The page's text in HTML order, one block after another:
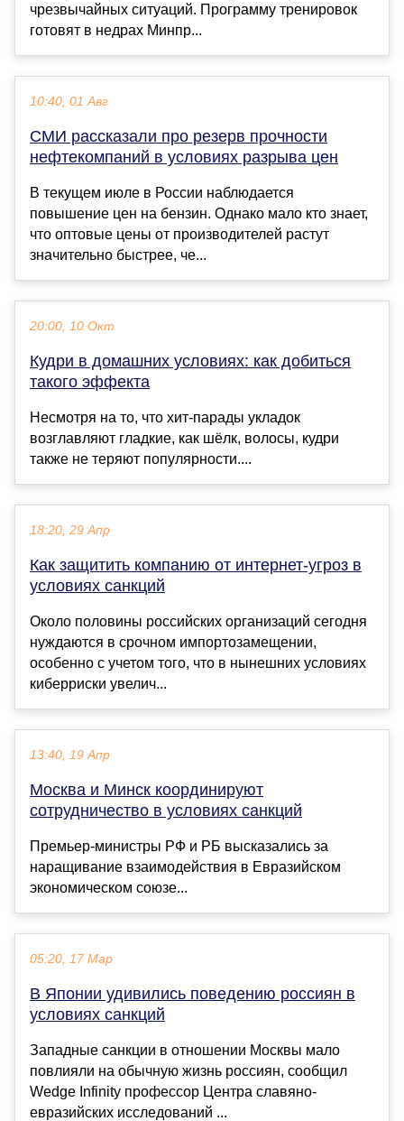
чрезвычайных ситуаций. Программу тренировок
готовят в недрах Минпр...
10:40, 01 Авг
СМИ рассказали про резерв прочности
нефтекомпаний в условиях разрыва цен
В текущем июле в России наблюдается
повышение цен на бензин. Однако мало кто знает,
что оптовые цены от производителей растут
значительно быстрее, че...
20:00, 10 Окт
Кудри в домашних условиях: как добиться
такого эффекта
Несмотря на то, что хит-парады укладок
возглавляют гладкие, как шёлк, волосы, кудри
также не теряют популярности....
18:20, 29 Апр
Как защитить компанию от интернет-угроз в
условиях санкций
Около половины российских организаций сегодня
нуждаются в срочном импортозамещении,
особенно с учетом того, что в нынешних условиях
киберриски увелич...
13:40, 19 Апр
Москва и Минск координируют
сотрудничество в условиях санкций
Премьер-министры РФ и РБ высказались за
наращивание взаимодействия в Евразийском
экономическом союзе...
05:20, 17 Мар
В Японии удивились поведению россиян в
условиях санкций
Западные санкции в отношении Москвы мало
повлияли на обычную жизнь россиян, сообщил
Wedge Infinity профессор Центра славяно-
евразийских исследований ...